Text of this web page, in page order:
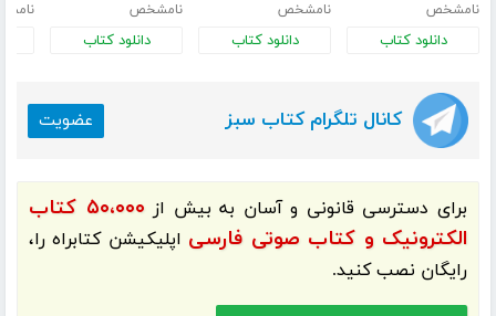
نامشخص
دانلود کتاب
نامشخص
دانلود کتاب
نامشخص
دانلود کتاب
کانال تلگرام کتاب سبز عضویت
برای دسترسی قانونی و آسان به بیش از
۵۰،۰۰۰ کتاب
الکترونیک و کتاب صوتی فارسی اپلیکیشنکتابراهرا،
رایگان نصب کنید.